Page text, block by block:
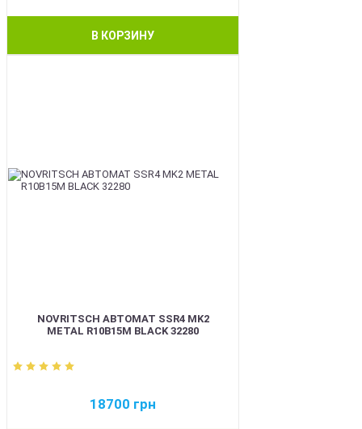
В КОРЗИНУ
NOVRITSCH АВТОМАТ SSR4 MK2
METAL R10B15M BLACK 32280
18700 грн